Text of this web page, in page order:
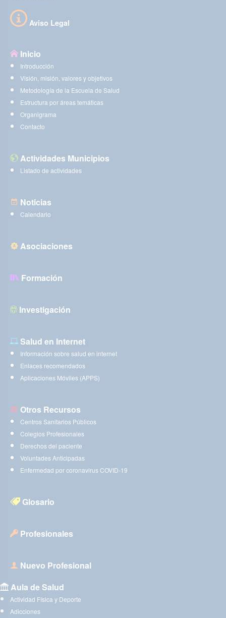
Aviso Legal
Inicio
Introducción
Visión, misión, valores y objetivos
Metodología de la Escuela de Salud
Estructura por áreas temáticas
Organigrama
Contacto
Actividades Municipios
Listado de actividades
Noticias
Calendario
Asociaciones
Formación
Investigación
Salud en Internet
Información sobre salud en internet
Enlaces recomendados
Aplicaciones Móviles (APPS)
Otros Recursos
Centros Sanitarios Públicos
Colegios Profesionales
Derechos del paciente
Voluntades Anticipadas
Enfermedad por coronavirus COVID-19
Glosario
Profesionales
Nuevo Profesional
Aula de Salud
Actividad Física y Deporte
Adicciones